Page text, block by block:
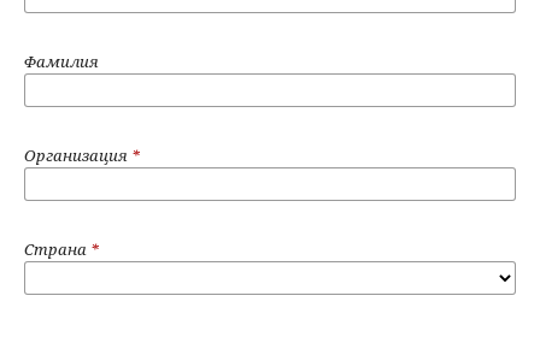
Фамилия
Организация *
Страна *